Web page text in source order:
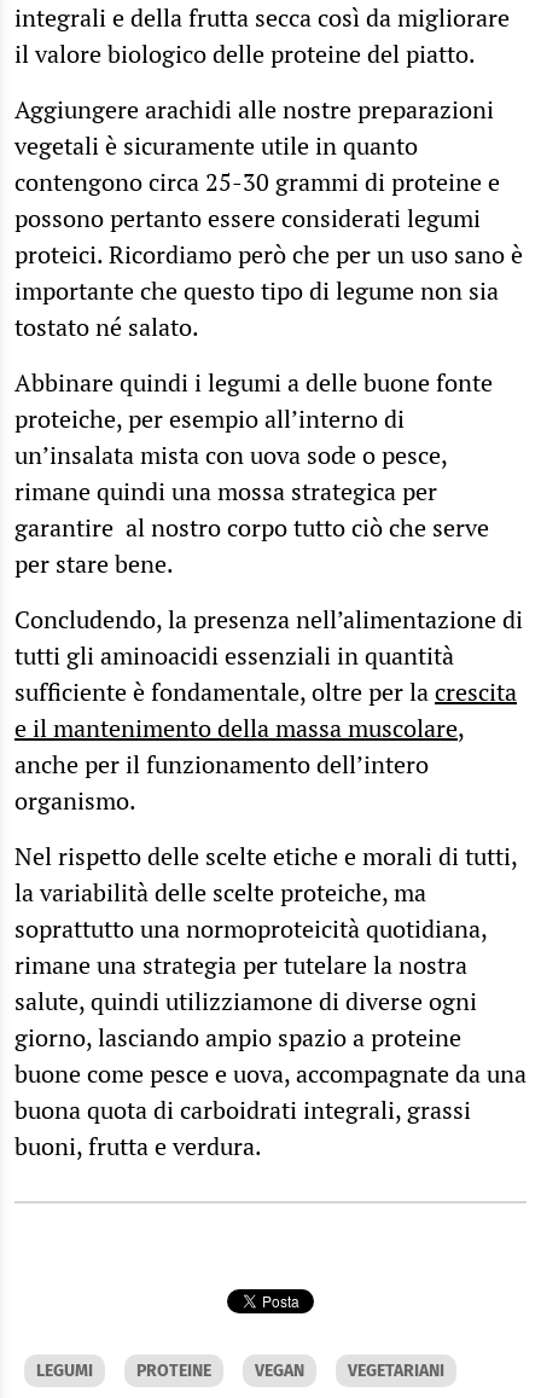
integrali e della frutta secca così da migliorare
il valore biologico delle proteine del piatto.
Aggiungere arachidi alle nostre preparazioni
vegetali è sicuramente utile in quanto
contengono circa 25-30 grammi di proteine e
possono pertanto essere considerati legumi
proteici. Ricordiamo però che per un uso sano è
importante che questo tipo di legume non sia
tostato né salato.
Abbinare quindi i legumi a delle buone fonte
proteiche, per esempio all’interno di
un’insalata mista con uova sode o pesce,
rimane quindi una mossa strategica per
garantire al nostro corpo tutto ciò che serve
per stare bene.
Concludendo, la presenza nell’alimentazione di
tutti gli aminoacidi essenziali in quantità
sufficiente è fondamentale, oltre per lacrescita
e il mantenimento della massa muscolare,
anche per il funzionamento dell’intero
organismo.
Nel rispetto delle scelte etiche e morali di tutti,
la variabilità delle scelte proteiche, ma
soprattutto una normoproteicità quotidiana,
rimane una strategia per tutelare la nostra
salute, quindi utilizziamone di diverse ogni
giorno, lasciando ampio spazio a proteine
buone come pesce e uova, accompagnate da una
buona quota di carboidrati integrali, grassi
buoni, frutta e verdura.
LEGUMI PROTEINE VEGAN VEGETARIANI